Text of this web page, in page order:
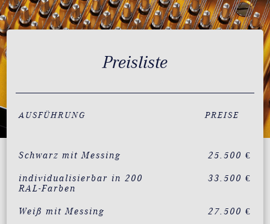
Preisliste
AUSFÜHRUNG PREISE
Schwarz mit Messing 25.500 €
individualisierbar in 200
RAL-Farben
33.500 €
Weiß mit Messing 27.500 €